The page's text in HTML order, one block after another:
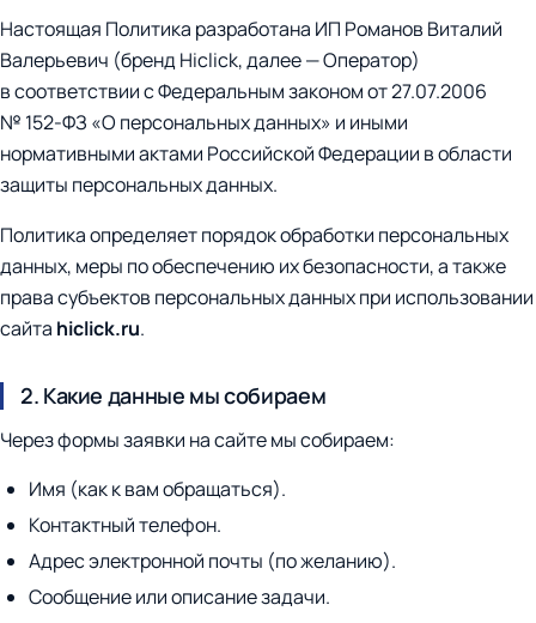
Настоящая Политика разработана ИП Романов Виталий
Валерьевич (бренд Hiclick, далее — Оператор)
в соответствии с Федеральным законом от 27.07.2006
№ 152-ФЗ «О персональных данных» и иными
нормативными актами Российской Федерации в области
защиты персональных данных.
Политика определяет порядок обработки персональных
данных, меры по обеспечению их безопасности, а также
права субъектов персональных данных при использовании
сайта hiclick.ru.
2. Какие данные мы собираем
Через формы заявки на сайте мы собираем:
Имя (как к вам обращаться).
Контактный телефон.
Адрес электронной почты (по желанию).
Сообщение или описание задачи.